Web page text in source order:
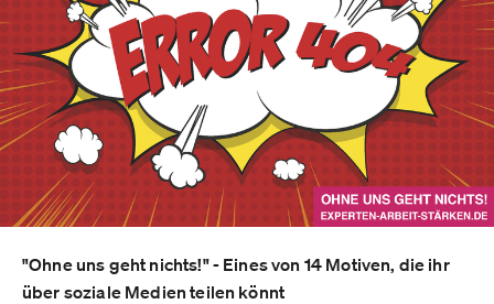
"Ohne uns geht nichts!" - Eines von 14 Motiven, die ihr
über soziale Medien teilen könnt